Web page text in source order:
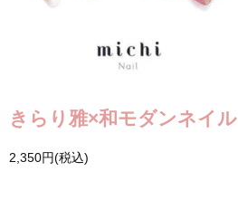
きらり雅×和モダンネイル
2,350円(税込)